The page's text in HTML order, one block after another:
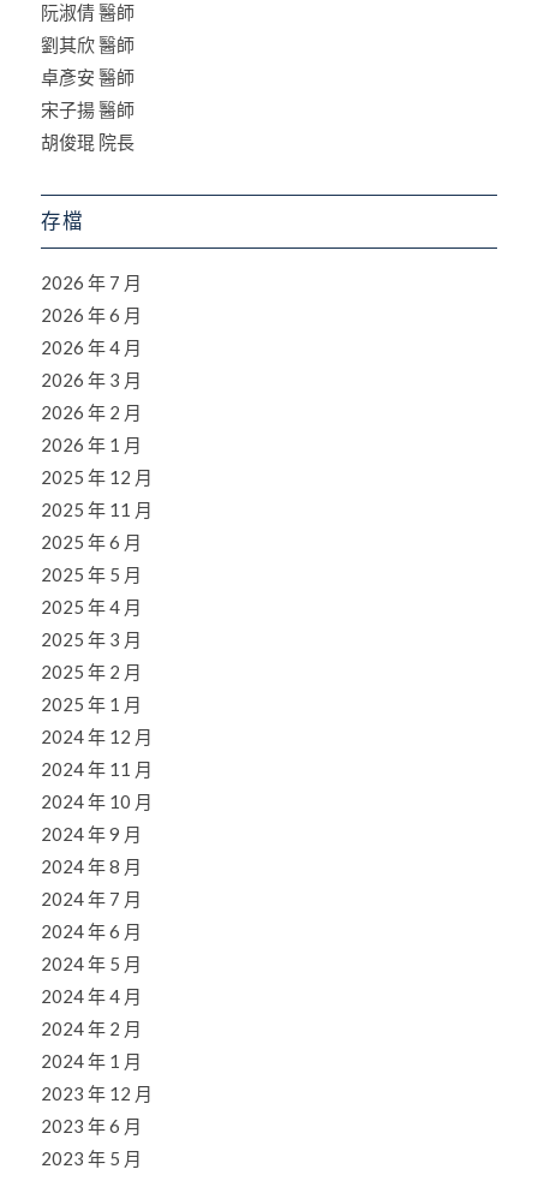
阮淑倩 醫師
劉其欣 醫師
卓彥安 醫師
宋子揚 醫師
胡俊琨 院長
存檔
2026 年 7 月
2026 年 6 月
2026 年 4 月
2026 年 3 月
2026 年 2 月
2026 年 1 月
2025 年 12 月
2025 年 11 月
2025 年 6 月
2025 年 5 月
2025 年 4 月
2025 年 3 月
2025 年 2 月
2025 年 1 月
2024 年 12 月
2024 年 11 月
2024 年 10 月
2024 年 9 月
2024 年 8 月
2024 年 7 月
2024 年 6 月
2024 年 5 月
2024 年 4 月
2024 年 2 月
2024 年 1 月
2023 年 12 月
2023 年 6 月
2023 年 5 月